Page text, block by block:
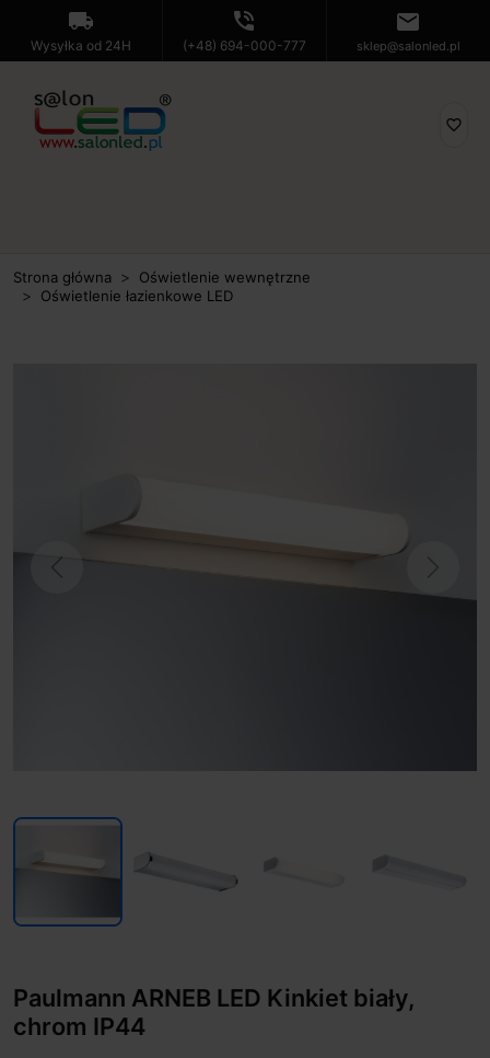
local_shipping
Wysyłka od 24H
phone_in_talk
(+48) 694-000-777
mail
sklep@salonled.pl
favorite_border
Strona główna
Oświetlenie wewnętrzne
Oświetlenie łazienkowe LED
Paulmann ARNEB LED Kinkiet biały,
chrom IP44